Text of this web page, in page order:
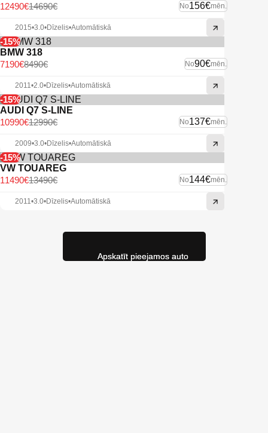
No156€mēn.
14690€
12490€
2015•3.0•Dīzelis•Automātiskā
-15%
BMW 318
No90€mēn.
8490€
7190€
2011•2.0•Dīzelis•Automātiskā
-15%
AUDI Q7 S-LINE
No137€mēn.
12990€
10990€
2009•3.0•Dīzelis•Automātiskā
-15%
VW TOUAREG
No144€mēn.
13490€
11490€
2011•3.0•Dīzelis•Automātiskā